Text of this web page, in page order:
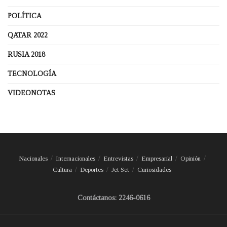
POLÍTICA
QATAR 2022
RUSIA 2018
TECNOLOGÍA
VIDEONOTAS
Nacionales Internacionales Entrevistas Empresarial
Opinión
Cultura
Deportes Jet Set Curiosidades
Contáctanos: 2246-0616